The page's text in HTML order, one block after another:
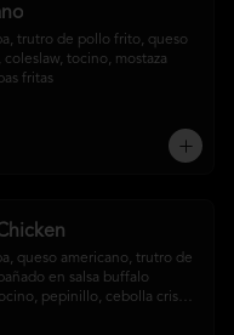
trutro de pollo frito, queso
coleslaw, tocino, mostaza
fritas
queso americano, trutro de
en salsa buffalo
pepinillo, cebolla crispy,